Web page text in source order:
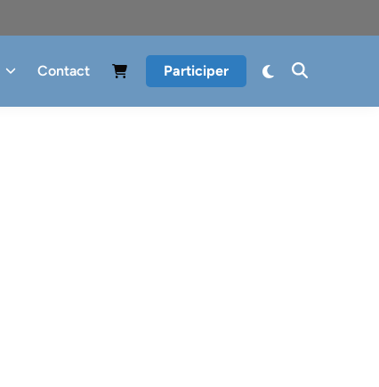
Contact Participer